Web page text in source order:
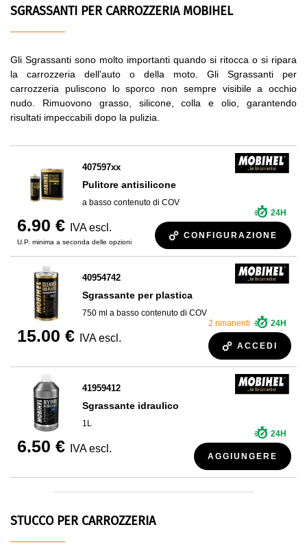
SGRASSANTI PER CARROZZERIA MOBIHEL
Gli Sgrassanti sono molto importanti quando si ritocca o si ripara
la carrozzeria dell'auto o della moto. Gli Sgrassanti per
carrozzeria puliscono lo sporco non sempre visibile a occhio
nudo. Rimuovono grasso, silicone, colla e olio, garantendo
risultati impeccabili dopo la pulizia.
407597xx
Pulitore antisilicone
a basso contenuto di COV
6.90 € IVA escl.
U.P. minima a seconda delle opzioni
24H
CONFIGURAZIONE
40954742
Sgrassante per plastica
750 ml a basso contenuto di COV
15.00 € IVA escl.
2 rimanenti 24H
ACCEDI
41959412
Sgrassante idraulico
1L
6.50 € IVA escl.
24H
AGGIUNGERE
STUCCO PER CARROZZERIA